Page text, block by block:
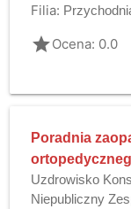
Filia:
gradeOcena: 0.0
Poradnia
Uzdrowisko
Niepubliczny